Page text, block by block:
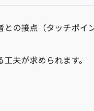
との接点（タッチポイ
夫が求められます。